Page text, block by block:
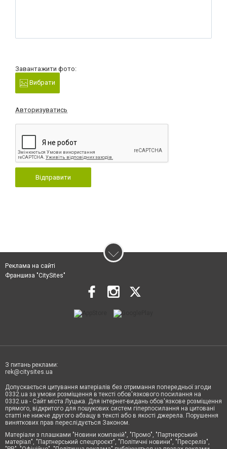
Завантажити фото:
Вибрати
Авторизуватись
Відправити
Реклама на сайті
Франшиза "CitySites"
З питань реклами:
rek@citysites.ua
Допускається цитування матеріалів без отримання попередньої згоди
0332.ua за умови розміщення в тексті обов'язкового посилання на
0332.ua - Сайт міста Луцька. Для інтернет-видань обов'язкове розміщення
прямого, відкритого для пошукових систем гіперпосилання на цитовані
статті не нижче другого абзацу в тексті або в якості джерела. Порушення
виняткових прав переслідується Законом.
Матеріали з плашками "Новини компаній", "Промо", "Партнерський
матеріал", "Партнерський спецпроєкт", "Політичні новини", "Пресреліз",